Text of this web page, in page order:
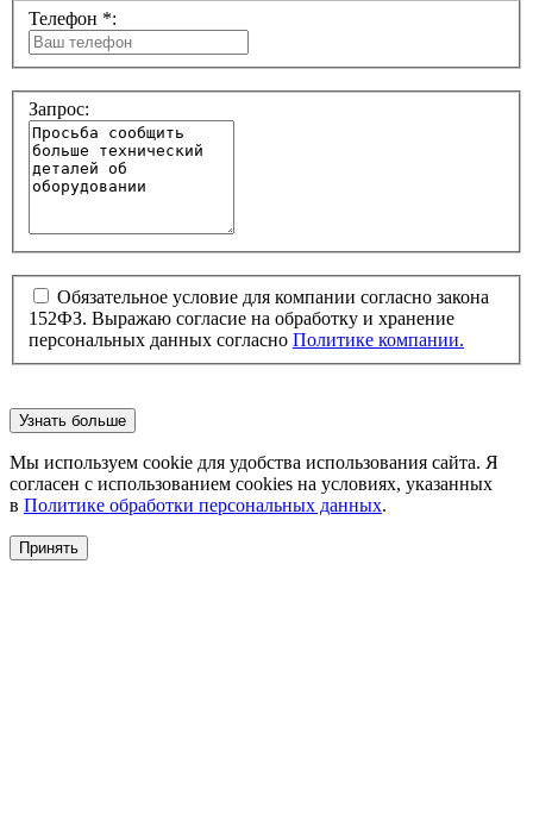
Телефон *:
Запрос:
Обязательное условие для компании согласно закона
152ФЗ. Выражаю согласие на обработку и хранение
персональных данных согласно Политике компании.
Узнать больше
Мы используем cookie для удобства использования сайта. Я
согласен с использованием cookies на условиях, указанных
в Политике обработки персональных данных.
Принять